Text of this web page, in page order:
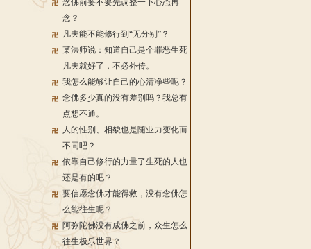
念佛前要不要先调整一下心态再
念？
凡夫能不能修行到“无分别”？
某法师说：知道自己是个罪恶生死
凡夫就好了，不必外传。
我怎么能够让自己的心清净些呢？
念佛多少真的没有差别吗？我总有
点想不通。
人的性别、相貌也是随业力变化而
不同吧？
依靠自己修行的力量了生死的人也
还是有的吧？
要信愿念佛才能得救，没有念佛怎
么能往生呢？
阿弥陀佛没有成佛之前，众生怎么
往生极乐世界？